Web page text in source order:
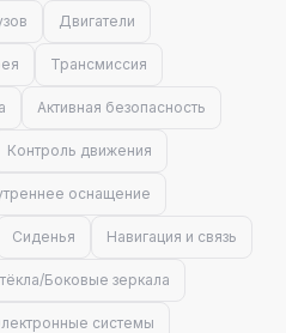
Двигатели
Трансмиссия
Активная безопасность
Контроль движения
оснащение
Сиденья Навигация и связь
Боковые зеркала
системы